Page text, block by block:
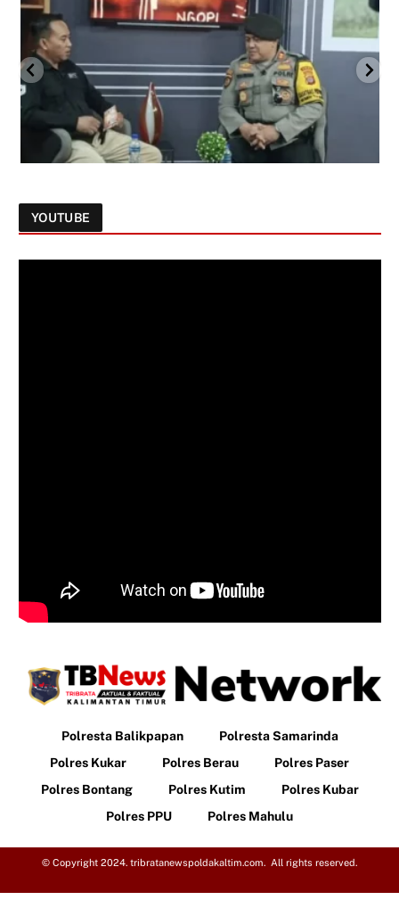
YOUTUBE
Polresta Balikpapan
Polresta Samarinda
Polres Kukar
Polres Berau
Polres Paser
Polres Bontang
Polres Kutim
Polres Kubar
Polres PPU
Polres Mahulu
© Copyright 2024. tribratanewspoldakaltim.com. All rights reserved.